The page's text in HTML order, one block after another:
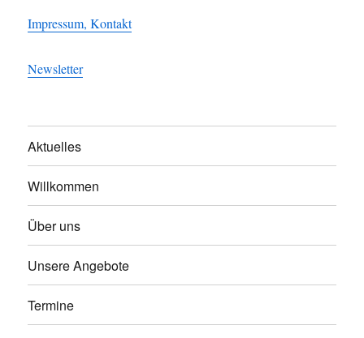
Impressum, Kontakt
Newsletter
Aktuelles
Willkommen
Über uns
Unsere Angebote
Termine